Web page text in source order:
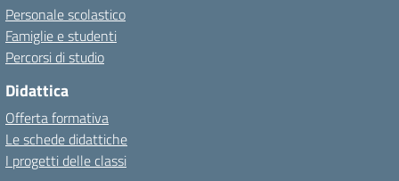
Personale scolastico
Famiglie e studenti
Percorsi di studio
Didattica
Offerta formativa
Le schede didattiche
I progetti delle classi